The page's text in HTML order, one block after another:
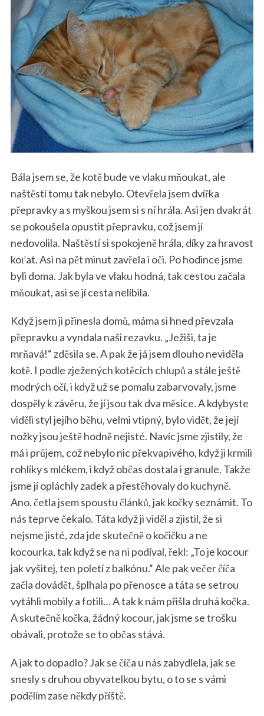
Bála jsem se, že kotě bude ve vlaku mňoukat, ale
naštěstí tomu tak nebylo. Otevřela jsem dvířka
přepravky a s myškou jsem si s ní hrála. Asi jen dvakrát
se pokoušela opustit přepravku, což jsem jí
nedovolila. Naštěstí si spokojeně hrála, díky za hravost
koťat. Asi na pět minut zavřela i oči. Po hodince jsme
byli doma. Jak byla ve vlaku hodná, tak cestou začala
mňoukat, asi se jí cesta nelíbila.
Když jsem ji přinesla domů, máma si hned převzala
přepravku a vyndala naši rezavku. „Ježiši, ta je
mrňavá!“ zděsila se. A pak že já jsem dlouho neviděla
kotě. I podle zježených kotěcích chlupů a stále ještě
modrých očí, i když už se pomalu zabarvovaly, jsme
dospěly k závěru, že jí jsou tak dva měsíce. A kdybyste
viděli styl jejího běhu, velmi vtipný, bylo vidět, že její
nožky jsou ještě hodně nejisté. Navíc jsme zjistily, že
má i průjem, což nebylo nic překvapivého, když ji krmili
rohlíky s mlékem, i když občas dostala i granule. Takže
jsme jí opláchly zadek a přestěhovaly do kuchyně.
Ano, četla jsem spoustu článků, jak kočky seznámit. To
nás teprve čekalo. Táta když ji viděl a zjistil, že si
nejsme jisté, zda jde skutečně o kočičku a ne
kocourka, tak když se na ni podíval, řekl: „To je kocour
jak vyšitej, ten poletí z balkónu.“ Ale pak večer číča
začla dovádět, šplhala po přenosce a táta se setrou
vytáhli mobily a fotili… A tak k nám přišla druhá kočka.
A skutečně kočka, žádný kocour, jak jsme se trošku
obávali, protože se to občas stává.
A jak to dopadlo? Jak se číča u nás zabydlela, jak se
snesly s druhou obyvatelkou bytu, o to se s vámi
podělím zase někdy příště.